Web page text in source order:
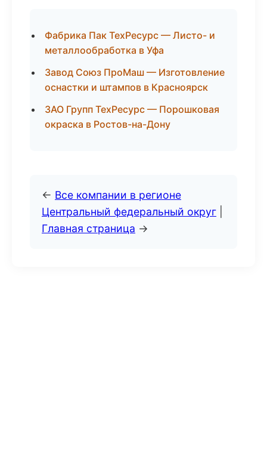
Фабрика Пак ТехРесурс — Листо- и
металлообработка в Уфа
Завод Союз ПроМаш — Изготовление
оснастки и штампов в Красноярск
ЗАО Групп ТехРесурс — Порошковая
окраска в Ростов-на-Дону
← Все компании в регионе
Центральный федеральный округ
Главная страница →